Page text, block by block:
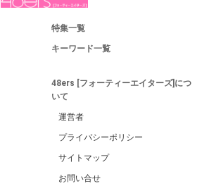
特集一覧
キーワード一覧
48ers [フォーティーエイターズ]につ
いて
運営者
プライバシーポリシー
サイトマップ
お問い合せ